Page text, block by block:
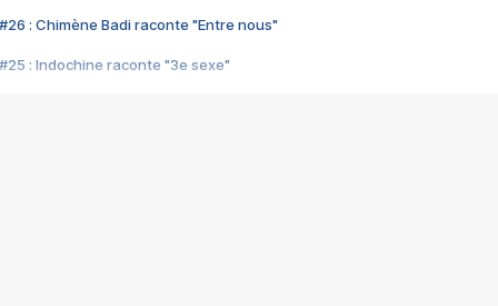
#26 : Chimène Badi raconte "Entre nous"
#25 : Indochine raconte "3e sexe"